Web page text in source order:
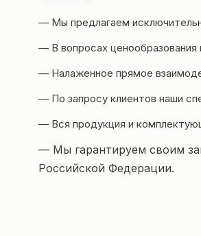
— Мы предлагаем
— В вопросах
— Налаженное прямое
— По запросу клиентов наши
— Вся продукция и
— Мы гарантируем своим
Российской Федерации.